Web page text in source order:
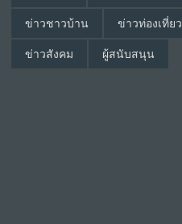
ข่าวชาวบ้าน ข่าวท่องเที่ยว
ข่าวสังคม ผู้สนับสนุน